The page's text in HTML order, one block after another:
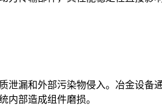
泄漏和外部污染物侵入。冶金设
内部造成组件磨损。